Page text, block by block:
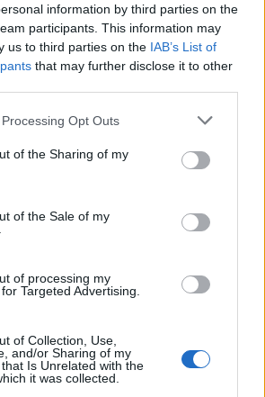
information by third parties on the
participants. This information may
us to third parties on the IAB’s List of
that may further disclose it to other
Opt Outs
of the Sharing of my
of the Sale of my
of processing my
Targeted Advertising.
of Collection, Use,
and/or Sharing of my
Is Unrelated with the
it was collected.
jest jedynym w Polsce
poświęconym w
kardiologicznym oraz ich
z każdym rokiem
Forum sprawiło, że
się już stałą, integralną
Kongresu Polskiego
chorych kardiologicznie oraz
schorzeń sercowo-
Ważnym obszarem